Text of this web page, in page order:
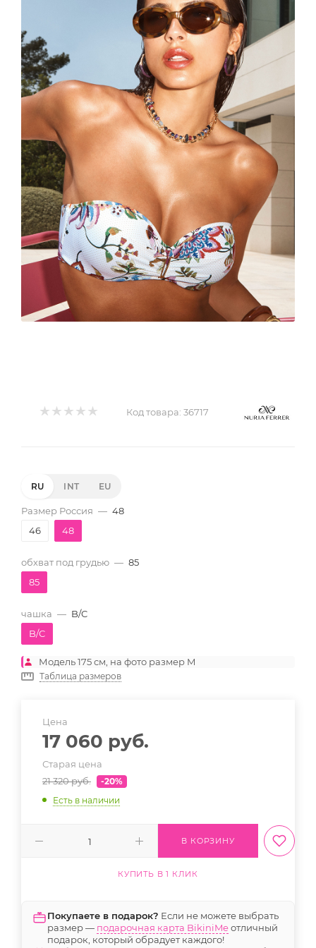
Код товара: 36717
RU INT EU
Размер Россия — 48
46
48
обхват под грудью — 85
85
чашка — B/C
B/C
Модель 175 см, на фото размер M
Таблица размеров
Цена
17 060 руб.
Старая цена
21 320руб.
-20%
Есть в наличии
В КОРЗИНУ
КУПИТЬ В 1 КЛИК
Покупаете в подарок? Если не можете выбрать
размер — подарочная карта BikiniMeотличный
подарок, который обрадует каждого!